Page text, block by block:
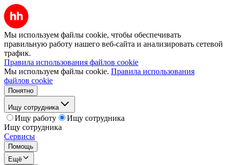
Мы используем файлы cookie, чтобы обеспечивать
правильную работу нашего веб-сайта и анализировать сетевой
трафик.
Правила использования файлов cookie
Мы используем файлы cookie. Правила использования
файлов cookie
Понятно
Ищу сотрудника
Ищу работу
Ищу сотрудника
Ищу сотрудника
Сервисы
Помощь
Ещё